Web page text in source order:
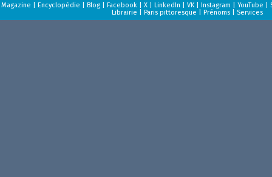
Magazine Encyclopédie Blog| Facebook| X| LinkedIn VK| Instagram YouTube
Librairie
Paris pittoresque Prénoms| Services